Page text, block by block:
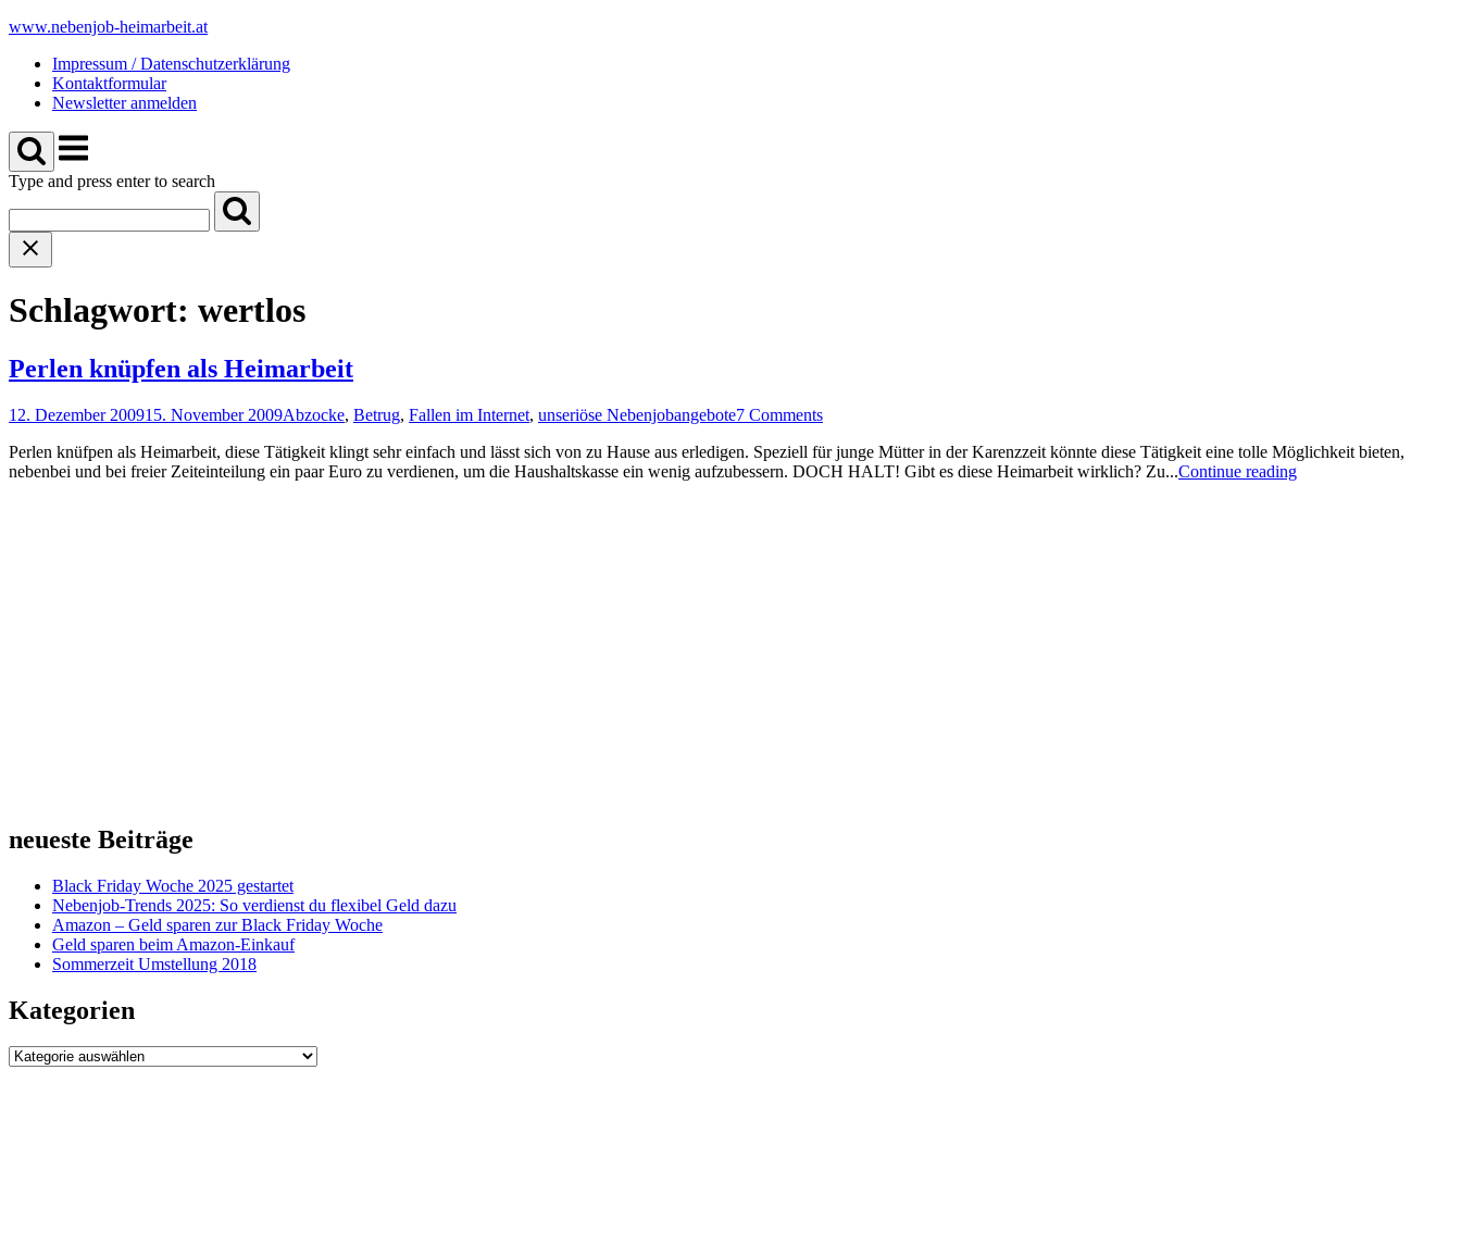
Skip
content
www.nebenjob-heimarbeit.at
Impressum / Datenschutzerklärung
Kontaktformular
Newsletter anmelden
Menu
Type and press enter to search
Schlagwort: wertlos
Perlen knüpfen als Heimarbeit
12. Dezember 200915. November 2009Abzocke, Betrug, Fallen im Internet, unseriöse Nebenjobangebote7 Comments
Perlen knüfpen als Heimarbeit, diese Tätigkeit klingt sehr einfach und lässt sich von zu Hause aus erledigen. Speziell für junge Mütter in der Karenzzeit könnte diese Tätigkeit eine tolle Möglichkeit bieten,
nebenbei und bei freier Zeiteinteilung ein paar Euro zu verdienen, um die Haushaltskasse ein wenig aufzubessern. DOCH HALT! Gibt es diese Heimarbeit wirklich? Zu...Continue reading
neueste Beiträge
Black Friday Woche 2025 gestartet
Nebenjob-Trends 2025: So verdienst du flexibel Geld dazu
Amazon – Geld sparen zur Black Friday Woche
Geld sparen beim Amazon-Einkauf
Sommerzeit Umstellung 2018
Kategorien
Kategorien